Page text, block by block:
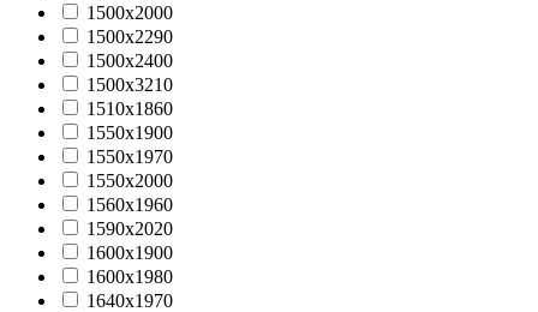
1500х2000
1500х2290
1500х2400
1500х3210
1510х1860
1550х1900
1550х1970
1550х2000
1560х1960
1590х2020
1600х1900
1600х1980
1640х1970